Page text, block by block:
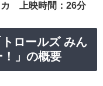
上映時間：26分
ロールズ みん
」の概要